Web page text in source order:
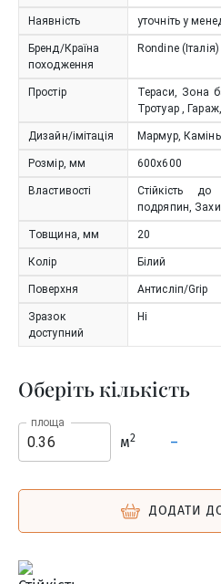
Наявність уточніть у
Бренд/Країна
походження
Rondine (Італія)
Простір
Тераси, Зона
Тротуар ,
Дизайн/імітація Мармур, Камінь
Розмір, мм 600x600
Властивості
Стійкість до
подряпин,
Товщина, мм 20
Колір Білий
Поверхня Антисліп/Grip
Зразок
доступний
Ні
Оберіть кількість
площа
м2 –
ДОДАТИ